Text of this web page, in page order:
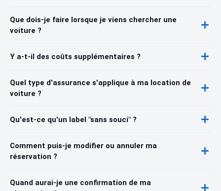
Que dois-je faire lorsque je viens chercher une
voiture ?
Y a-t-il des coûts supplémentaires ?
Quel type d'assurance s'applique à ma location de
voiture ?
Qu'est-ce qu'un label "sans souci" ?
Comment puis-je modifier ou annuler ma
réservation ?
Quand aurai-je une confirmation de ma